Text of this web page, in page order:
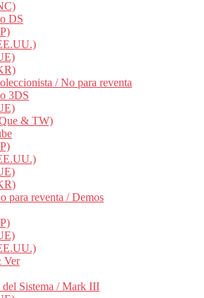
DS
/ No para reventa
3DS
& TW)
para reventa / Demos
Ver
del Sistema / Mark III